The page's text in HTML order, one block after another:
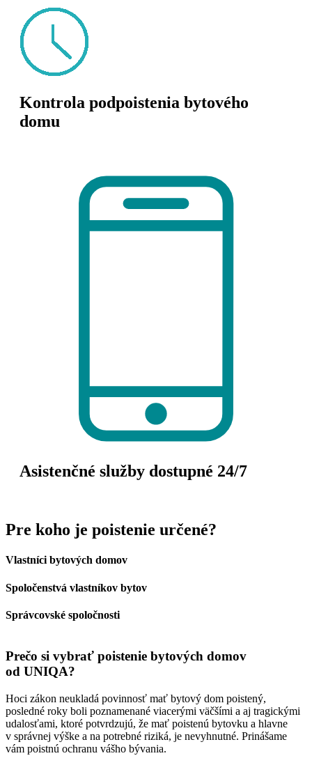
Kontrola podpoistenia bytového
domu
Asistenčné služby dostupné 24/7
Pre koho je poistenie určené?
Vlastníci bytových domov
Spoločenstvá vlastníkov bytov
Správcovské spoločnosti
Prečo si vybrať poistenie bytových domov
od UNIQA?
Hoci zákon neukladá povinnosť mať bytový dom poistený,
posledné roky boli poznamenané viacerými väčšími a aj tragickými
udalosťami, ktoré potvrdzujú, že mať poistenú bytovku a hlavne
v správnej výške a na potrebné riziká, je nevyhnutné. Prinášame
vám poistnú ochranu vášho bývania.